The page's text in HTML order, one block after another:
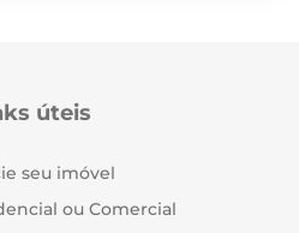
úteis
seu imóvel
ou Comercial